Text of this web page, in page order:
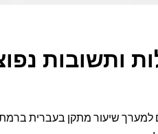
ותשובות
למערך שיעור מתקן בעברית